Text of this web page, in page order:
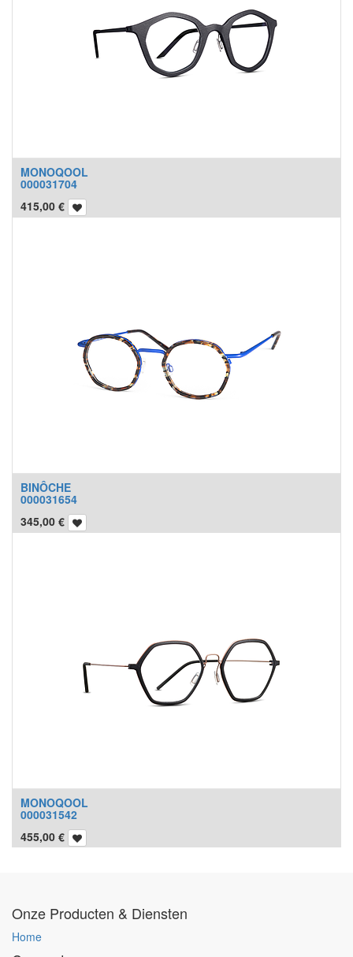
MONOQOOL
000031704
415,00 €
BINÔCHE
000031654
345,00 €
MONOQOOL
000031542
455,00 €
Onze Producten & Diensten
Home